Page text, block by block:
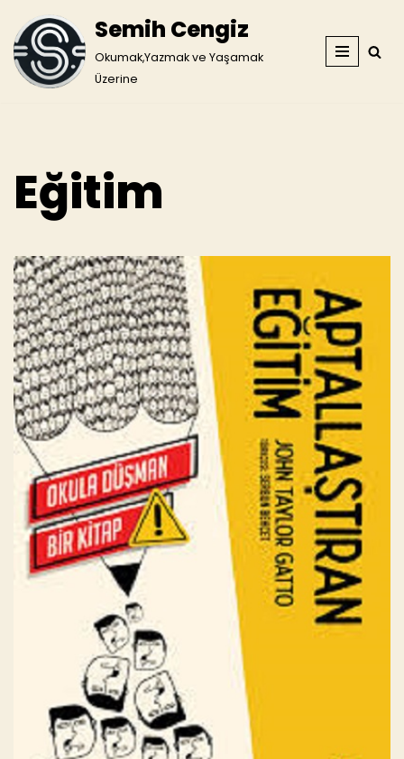
İçeriğe
geç
Semih Cengiz
Okumak,Yazmak ve Yaşamak
Üzerine
Eğitim